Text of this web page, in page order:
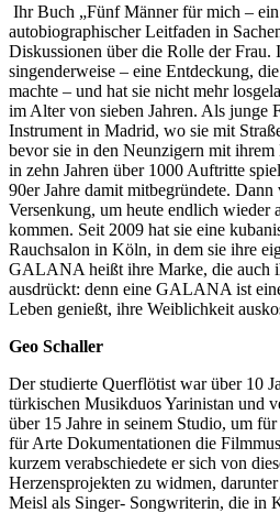
Ihr Buch „Fünf Männer für mich –
autobiographischer Leitfaden in
Diskussionen über die Rolle der Frau.
singenderweise – eine Entdeckung,
machte – und hat sie nicht mehr
im Alter von sieben Jahren. Als junge
Instrument in Madrid, wo sie mit
bevor sie in den Neunzigern mit
in zehn Jahren über 1000 Auftritte
90er Jahre damit mitbegründete.
Versenkung, um heute endlich wieder
kommen. Seit 2009 hat sie eine
Rauchsalon in Köln, in dem sie ihre
GALANA heißt ihre Marke, die auch
ausdrückt: denn eine GALANA ist
Leben genießt, ihre Weiblichkeit
Geo Schaller
Der studierte Querflötist war über 10
türkischen Musikduos Yarinistan und
über 15 Jahre in seinem Studio, um
für Arte Dokumentationen die
kurzem verabschiedete er sich von
Herzensprojekten zu widmen,
Meisl als Singer- Songwriterin, die in